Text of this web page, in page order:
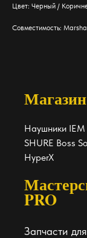
Цвет: Черный /
Совместимость:
Наушники IEM
SHURE Boss
HyperX
PRO
Запчасти